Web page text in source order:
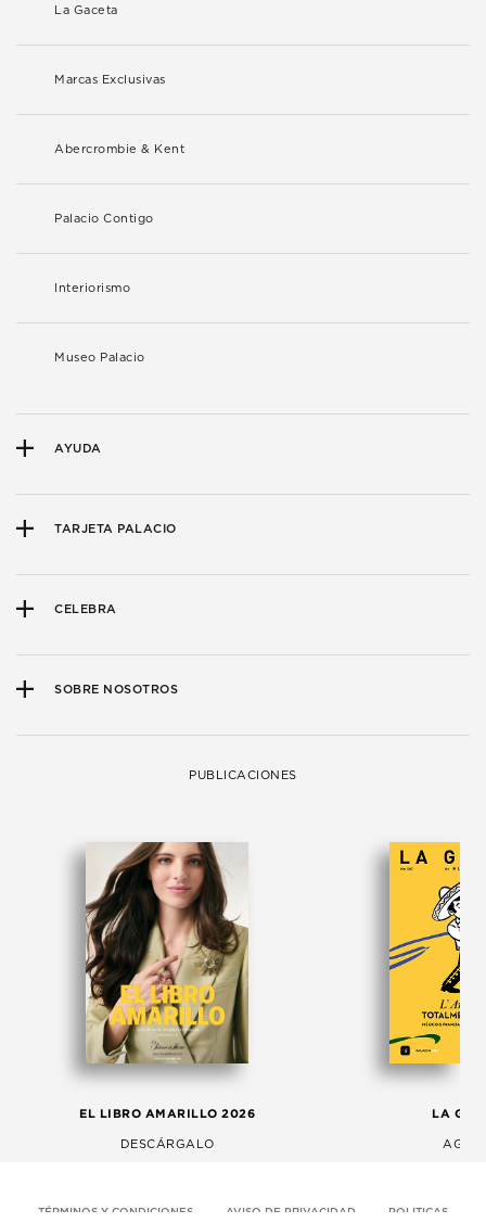
La Gaceta
Marcas Exclusivas
Abercrombie & Kent
Palacio Contigo
Interiorismo
Museo Palacio
AYUDA
TARJETA PALACIO
CELEBRA
SOBRE NOSOTROS
PUBLICACIONES
EL LIBRO AMARILLO 2026
DESCÁRGALO
LA
TÉRMINOS Y CONDICIONES AVISO DE PRIVACIDAD POLITICAS